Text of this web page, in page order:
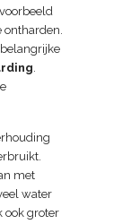
.
met
water
ook groter